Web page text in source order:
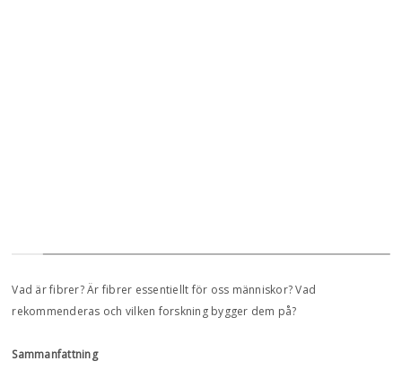
Vad är fibrer? Är fibrer essentiellt för oss människor? Vad
rekommenderas och vilken forskning bygger dem på?
Sammanfattning